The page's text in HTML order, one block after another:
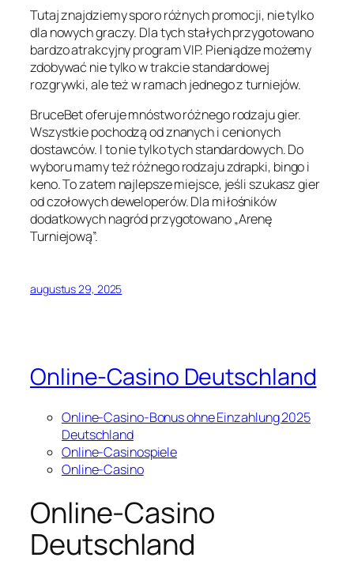
Tutaj znajdziemy sporo różnych promocji, nie tylko
dla nowych graczy. Dla tych stałych przygotowano
bardzo atrakcyjny program VIP. Pieniądze możemy
zdobywać nie tylko w trakcie standardowej
rozgrywki, ale też w ramach jednego z turniejów.
BruceBet oferuje mnóstwo różnego rodzaju gier.
Wszystkie pochodzą od znanych i cenionych
dostawców. I to nie tylko tych standardowych. Do
wyboru mamy też różnego rodzaju zdrapki, bingo i
keno. To zatem najlepsze miejsce, jeśli szukasz gier
od czołowych deweloperów. Dla miłośników
dodatkowych nagród przygotowano „Arenę
Turniejową”.
augustus 29, 2025
Online-Casino Deutschland
Online-Casino-Bonus ohne Einzahlung 2025
Deutschland
Online-Casinospiele
Online-Casino
Online-Casino
Deutschland